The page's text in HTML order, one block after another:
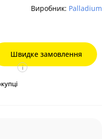
Виробник: Palladium
Швидке замовлення
i